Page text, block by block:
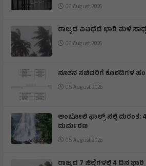
06 August 2026
ರಾಜ್ಯದ ವಿವಿಧೆಡೆ ಭಾರಿ ಮಳೆ
06 August 2026
ನೂತನ ಸಚಿವರಿಗೆ ಕೊಠಡಿಗಳ
05 August 2026
ಅಂಬೋಲಿ ಫಾಲ್ಸ್ ನಲ್ಲಿ ದುರಂತ:
ದುರ್ಮರಣ
05 August 2026